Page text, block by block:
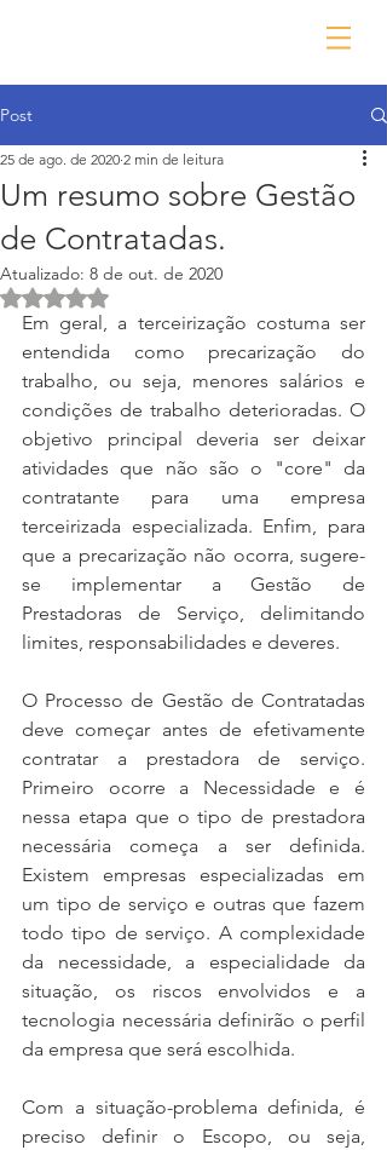
Post
Um resumo sobre Gestão
de Contratadas.
25 de ago. de 2020 2 min de leitura
Atualizado: 8 de out. de 2020
Avaliado com NaN de 5 estrelas.
Em geral, a terceirização costuma ser
entendida como precarização do
trabalho, ou seja, menores salários e
condições de trabalho deterioradas. O
objetivo principal deveria ser deixar
atividades que não são o "core" da
contratante para uma empresa
terceirizada especializada. Enfim, para
que a precarização não ocorra, sugere-
se implementar a Gestão de
Prestadoras de Serviço, delimitando
limites, responsabilidades e deveres.
O Processo de Gestão de Contratadas
deve começar antes de efetivamente
contratar a prestadora de serviço.
Primeiro ocorre a Necessidade e é
nessa etapa que o tipo de prestadora
necessária começa a ser definida.
Existem empresas especializadas em
um tipo de serviço e outras que fazem
todo tipo de serviço. A complexidade
da necessidade, a especialidade da
situação, os riscos envolvidos e a
tecnologia necessária definirão o perfil
da empresa que será escolhida.
Com a situação-problema definida, é
preciso definir o Escopo, ou seja,